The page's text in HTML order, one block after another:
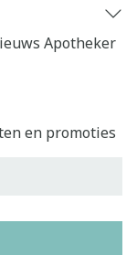
Apotheker
en promoties